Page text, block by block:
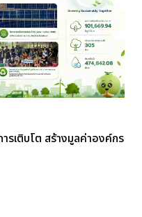
รเติบโต สร้างมูลค่าองค์กร